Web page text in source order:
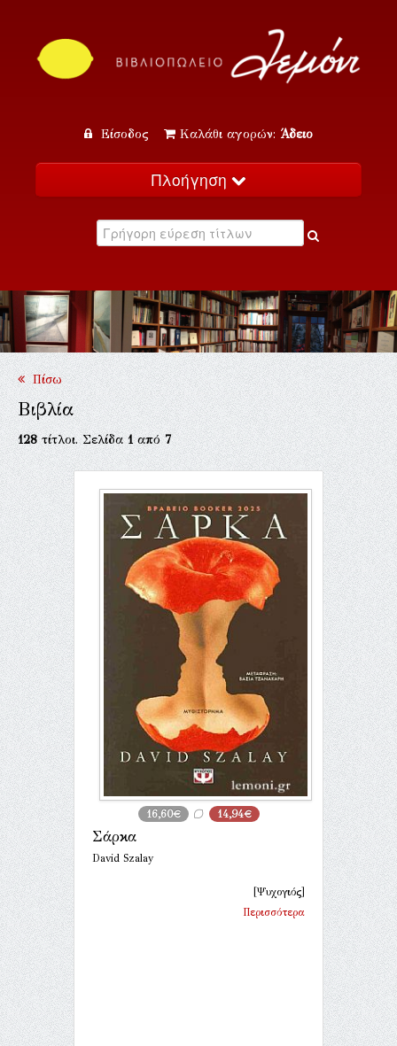
Είσοδος Καλάθι αγορών: Άδειο
Πλοήγηση
Κατάλογος
Εκδηλώσεις
Επικοινωνία
Πίσω
Βιβλία
128τίτλοι. Σελίδα1από7
16,60€ 14,94€
Σάρκα
David Szalay
[Ψυχογιός]
Περισσότερα